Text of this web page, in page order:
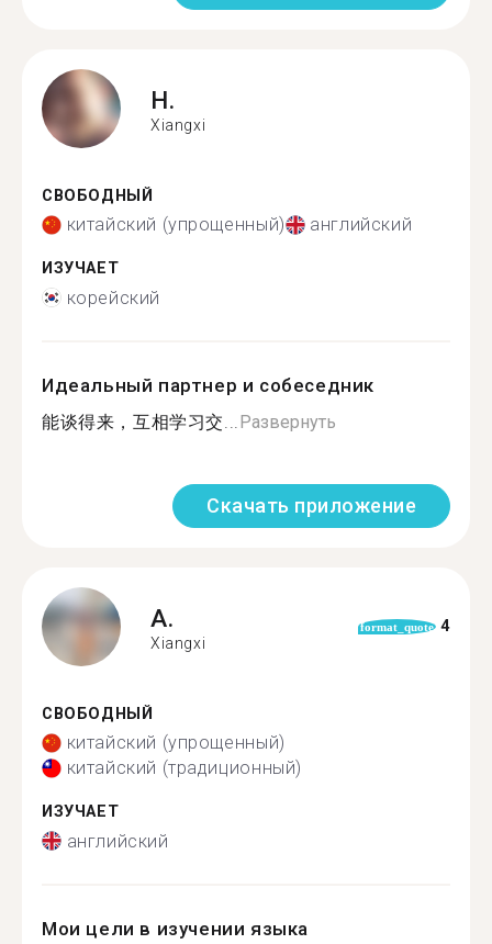
H.
Xiangxi
СВОБОДНЫЙ
китайский (упрощенный) английский
ИЗУЧАЕТ
корейский
Идеальный партнер и собеседник
能谈得来，互相学习交... Развернуть
Скачать приложение
A.
Xiangxi
format_quote 4
СВОБОДНЫЙ
китайский (упрощенный)
китайский (традиционный)
ИЗУЧАЕТ
английский
Мои цели в изучении языка